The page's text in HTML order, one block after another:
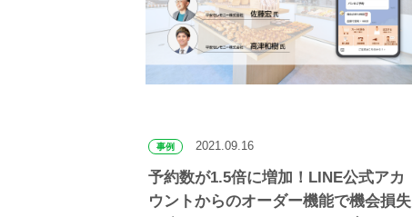
事例 2021.09.16
予約数が1.5倍に増加！LINE公式アカ
ウントからのオーダー機能で機会損失